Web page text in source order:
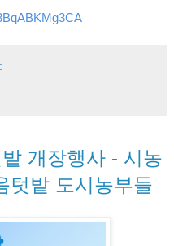
개장행사 - 시농
텃밭 도시농부들